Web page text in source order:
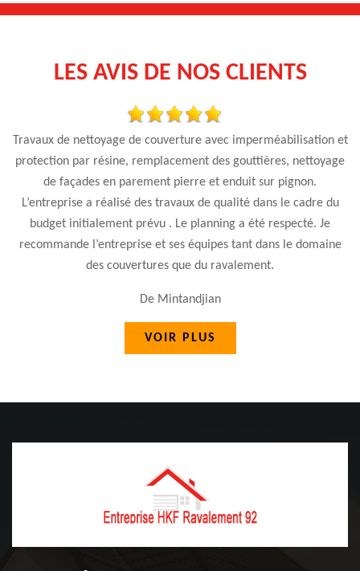
LES AVIS DE NOS CLIENTS
Travaux de nettoyage de couverture avec imperméabilisation et
protection par résine, remplacement des gouttières, nettoyage
de façades en parement pierre et enduit sur pignon.
L’entreprise a réalisé des travaux de qualité dans le cadre du
budget initialement prévu . Le planning a été respecté. Je
recommande l’entreprise et ses équipes tant dans le domaine
des couvertures que du ravalement.
De Mintandjian
VOIR PLUS